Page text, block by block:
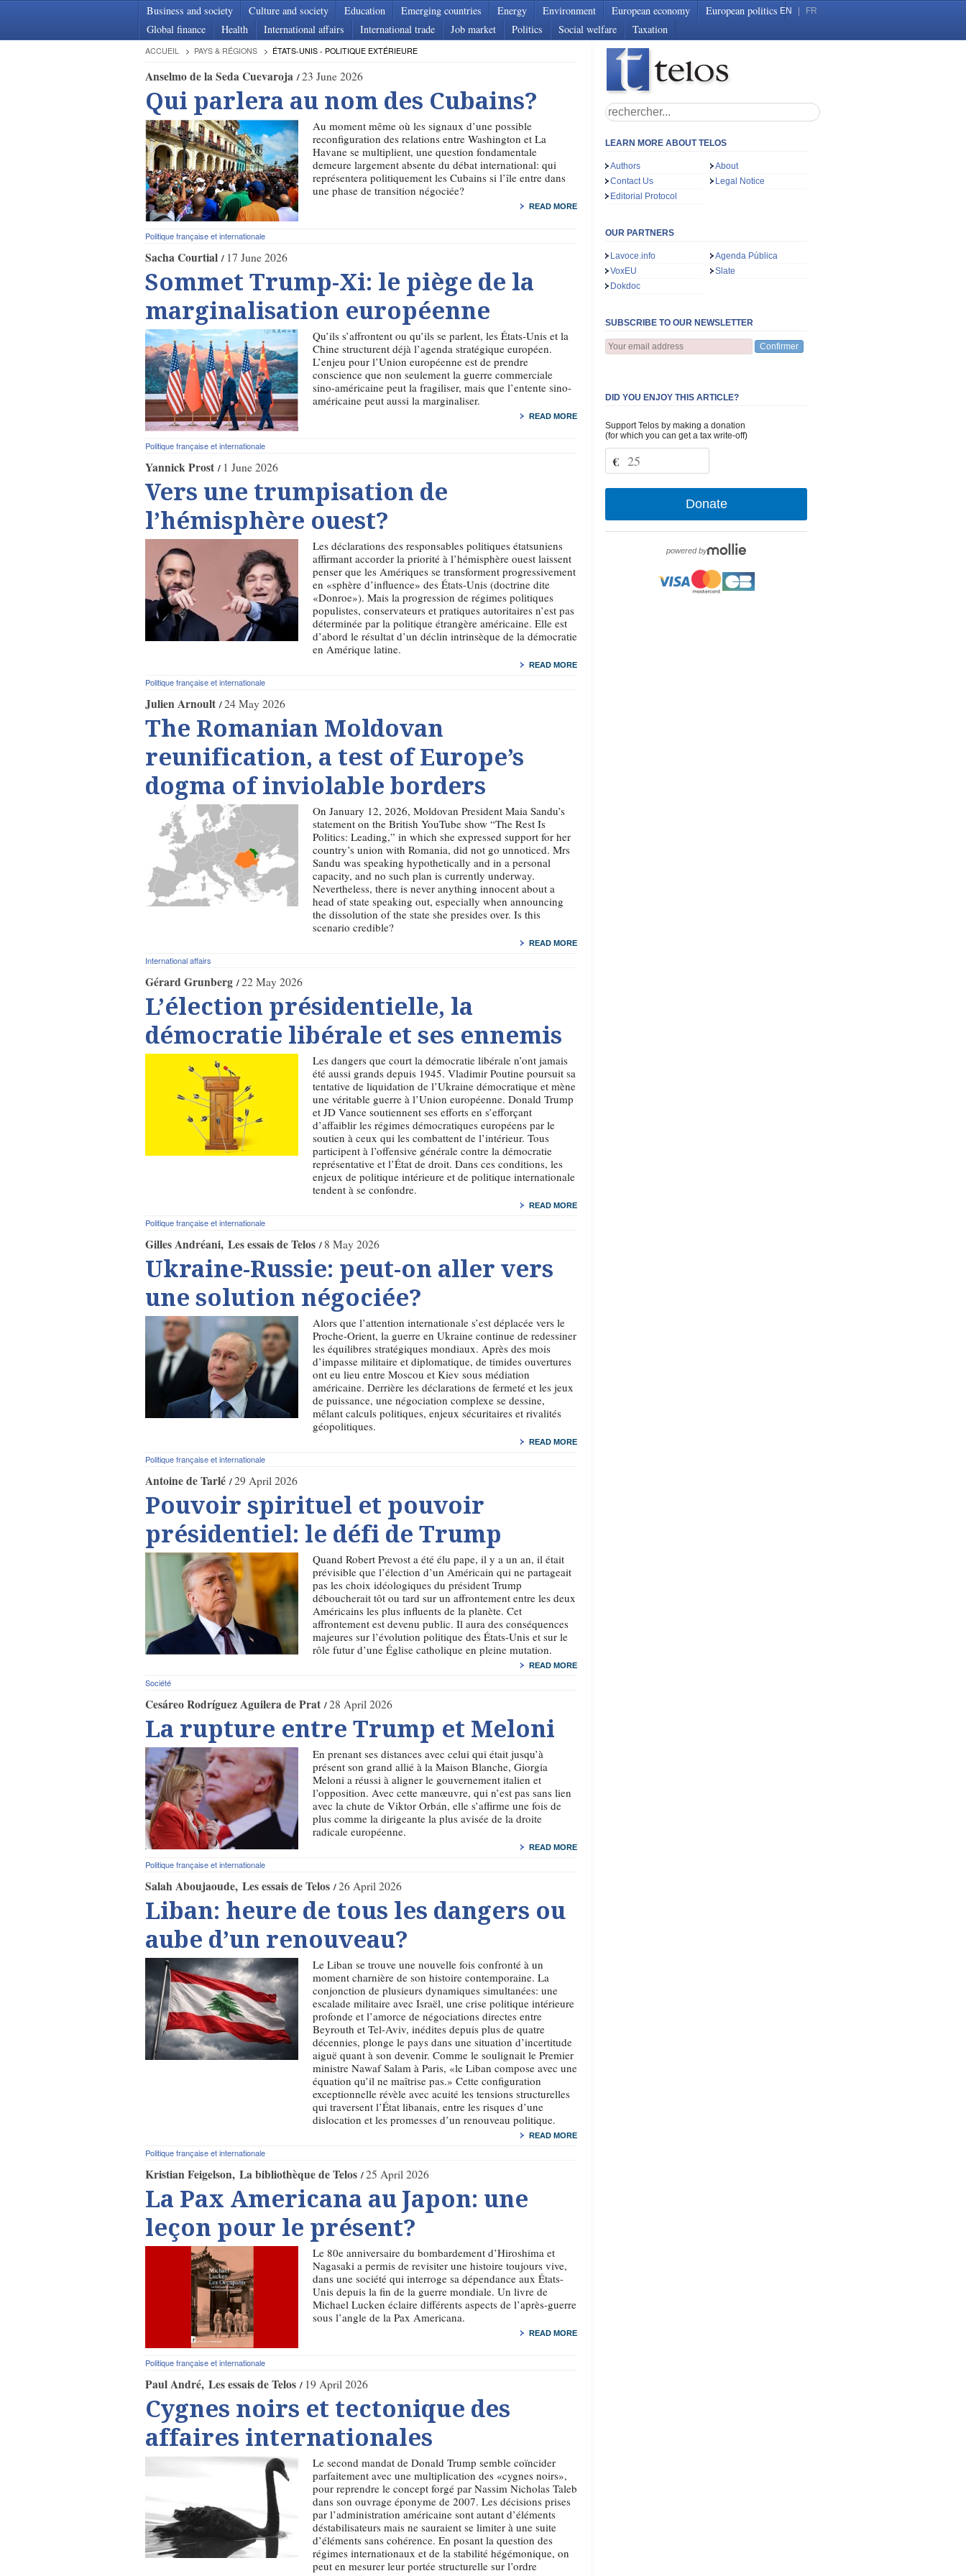
Business and society Culture and society Education Emerging countries Energy Environment European economy
European politics
Global finance
Health International affairs International trade Job market Politics Social welfare Taxation
EN FR
ACCUEIL PAYS & RÉGIONS ÉTATS-UNIS - POLITIQUE EXTÉRIEURE
Anselmo de la Seda Cuevaroja 23 June 2026
Qui parlera au nom des Cubains?
Au moment même où les signaux d’une possible
reconfiguration des relations entre Washington et La
Havane se multiplient, une question fondamentale
demeure largement absente du débat international: qui
représentera politiquement les Cubains si l’île entre dans
une phase de transition négociée?
READ MORE
Politique française et internationale
Sacha Courtial 17 June 2026
Sommet Trump-Xi: le piège de la
marginalisation européenne
Qu’ils s’affrontent ou qu’ils se parlent, les États-Unis et la
Chine structurent déjà l’agenda stratégique européen.
L’enjeu pour l’Union européenne est de prendre
conscience que non seulement la guerre commerciale
sino-américaine peut la fragiliser, mais que l’entente sino-
américaine peut aussi la marginaliser.
READ MORE
Politique française et internationale
Yannick Prost 1 June 2026
Vers une trumpisation de
l’hémisphère ouest?
Les déclarations des responsables politiques étatsuniens
affirmant accorder la priorité à l’hémisphère ouest laissent
penser que les Amériques se transforment progressivement
en «sphère d’influence» des États-Unis (doctrine dite
«Donroe»). Mais la progression de régimes politiques
populistes, conservateurs et pratiques autoritaires n’est pas
déterminée par la politique étrangère américaine. Elle est
d’abord le résultat d’un déclin intrinsèque de la démocratie
en Amérique latine.
READ MORE
Politique française et internationale
Julien Arnoult 24 May 2026
The Romanian Moldovan
reunification, a test of Europe’s
dogma of inviolable borders
On January 12, 2026, Moldovan President Maia Sandu’s
statement on the British YouTube show “The Rest Is
Politics: Leading,” in which she expressed support for her
country’s union with Romania, did not go unnoticed. Mrs
Sandu was speaking hypothetically and in a personal
capacity, and no such plan is currently underway.
Nevertheless, there is never anything innocent about a
head of state speaking out, especially when announcing
the dissolution of the state she presides over. Is this
scenario credible?
READ MORE
International affairs
Gérard Grunberg 22 May 2026
L’élection présidentielle, la
démocratie libérale et ses ennemis
Les dangers que court la démocratie libérale n’ont jamais
été aussi grands depuis 1945. Vladimir Poutine poursuit sa
tentative de liquidation de l’Ukraine démocratique et mène
une véritable guerre à l’Union européenne. Donald Trump
et JD Vance soutiennent ses efforts en s’efforçant
d’affaiblir les régimes démocratiques européens par le
soutien à ceux qui les combattent de l’intérieur. Tous
participent à l’offensive générale contre la démocratie
représentative et l’État de droit. Dans ces conditions, les
enjeux de politique intérieure et de politique internationale
tendent à se confondre.
READ MORE
Politique française et internationale
Gilles Andréani Les essais de Telos 8 May 2026
Ukraine-Russie: peut-on aller vers
une solution négociée?
Alors que l’attention internationale s’est déplacée vers le
Proche-Orient, la guerre en Ukraine continue de redessiner
les équilibres stratégiques mondiaux. Après des mois
d’impasse militaire et diplomatique, de timides ouvertures
ont eu lieu entre Moscou et Kiev sous médiation
américaine. Derrière les déclarations de fermeté et les jeux
de puissance, une négociation complexe se dessine,
mêlant calculs politiques, enjeux sécuritaires et rivalités
géopolitiques.
READ MORE
Politique française et internationale
Antoine de Tarlé 29 April 2026
Pouvoir spirituel et pouvoir
présidentiel: le défi de Trump
Quand Robert Prevost a été élu pape, il y a un an, il était
prévisible que l’élection d’un Américain qui ne partageait
pas les choix idéologiques du président Trump
déboucherait tôt ou tard sur un affrontement entre les deux
Américains les plus influents de la planète. Cet
affrontement est devenu public. Il aura des conséquences
majeures sur l’évolution politique des États-Unis et sur le
rôle futur d’une Église catholique en pleine mutation.
READ MORE
Société
Cesáreo Rodríguez Aguilera de Prat 28 April 2026
La rupture entre Trump et Meloni
En prenant ses distances avec celui qui était jusqu’à
présent son grand allié à la Maison Blanche, Giorgia
Meloni a réussi à aligner le gouvernement italien et
l’opposition. Avec cette manœuvre, qui n’est pas sans lien
avec la chute de Viktor Orbán, elle s’affirme une fois de
plus comme la dirigeante la plus avisée de la droite
radicale européenne.
READ MORE
Politique française et internationale
Salah Aboujaoude Les essais de Telos 26 April 2026
Liban: heure de tous les dangers ou
aube d’un renouveau?
Le Liban se trouve une nouvelle fois confronté à un
moment charnière de son histoire contemporaine. La
conjonction de plusieurs dynamiques simultanées: une
escalade militaire avec Israël, une crise politique intérieure
profonde et l’amorce de négociations directes entre
Beyrouth et Tel-Aviv, inédites depuis plus de quatre
décennies, plonge le pays dans une situation d’incertitude
aiguë quant à son devenir. Comme le soulignait le Premier
ministre Nawaf Salam à Paris, «le Liban compose avec une
équation qu’il ne maîtrise pas.» Cette configuration
exceptionnelle révèle avec acuité les tensions structurelles
qui traversent l’État libanais, entre les risques d’une
dislocation et les promesses d’un renouveau politique.
READ MORE
Politique française et internationale
Kristian Feigelson La bibliothèque de Telos 25 April 2026
La Pax Americana au Japon: une
leçon pour le présent?
Le 80e anniversaire du bombardement d’Hiroshima et
Nagasaki a permis de revisiter une histoire toujours vive,
dans une société qui interroge sa dépendance aux États-
Unis depuis la fin de la guerre mondiale. Un livre de
Michael Lucken éclaire différents aspects de l’après-guerre
sous l’angle de la Pax Americana.
READ MORE
Politique française et internationale
Paul André Les essais de Telos 19 April 2026
Cygnes noirs et tectonique des
affaires internationales
Le second mandat de Donald Trump semble coïncider
parfaitement avec une multiplication des «cygnes noirs»,
pour reprendre le concept forgé par Nassim Nicholas Taleb
dans son ouvrage éponyme de 2007. Les décisions prises
par l’administration américaine sont autant d’éléments
déstabilisateurs mais ne sauraient se limiter à une suite
d’éléments sans cohérence. En posant la question des
régimes internationaux et de la stabilité hégémonique, on
peut en mesurer leur portée structurelle sur l’ordre
LEARN MORE ABOUT TELOS
Authors
About
Contact Us
Legal Notice
Editorial Protocol
OUR PARTNERS
Lavoce.info
Agenda Pública
VoxEU
Slate
Dokdoc
SUBSCRIBE TO OUR NEWSLETTER
Confirmer
DID YOU ENJOY THIS ARTICLE?
Support Telos by making a donation
(for which you can get a tax write-off)
€
Donate
powered by